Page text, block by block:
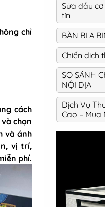
chỉ
cách
chọn
và ánh
vị trí,
phí.
Sửa đầu
tín
BÀN BI A
Chiến dịch
SO SÁNH
NỘI ĐỊA
Dịch Vụ
Cao – Mua